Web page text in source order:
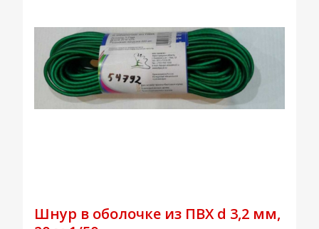
Шнур в оболочке из ПВХ d 3,2 мм,